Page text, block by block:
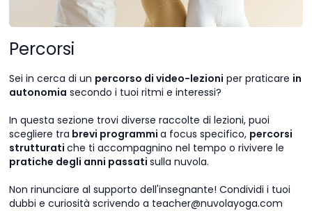
Percorsi
Sei in cerca di un percorso di video-lezioni per praticare in
autonomia secondo i tuoi ritmi e interessi?
In questa sezione trovi diverse raccolte di lezioni, puoi
scegliere tra brevi programmia focus specifico, percorsi
strutturatiche ti accompagnino nel tempo o rivivere le
pratiche degli anni passatisulla nuvola.
Non rinunciare al supporto dell'insegnante! Condividi i tuoi
dubbi e curiosità scrivendo a teacher@nuvolayoga.com